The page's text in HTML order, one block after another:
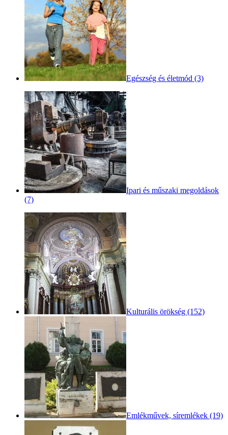
Egészség és életmód (3)
Ipari és műszaki megoldások
(7)
Kulturális örökség (152)
Emlékművek, síremlékek (19)